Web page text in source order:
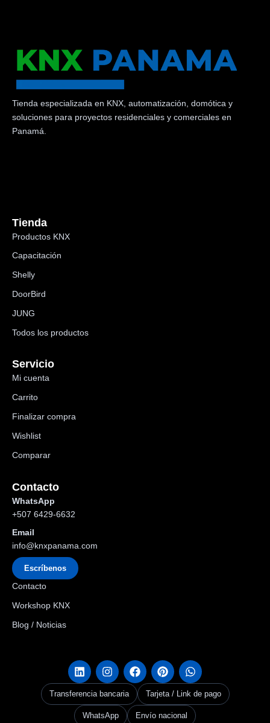
Tienda especializada en KNX, automatización, domótica y
soluciones para proyectos residenciales y comerciales en
Panamá.
Tienda
Productos KNX
Capacitación
Shelly
DoorBird
JUNG
Todos los productos
Servicio
Mi cuenta
Carrito
Finalizar compra
Wishlist
Comparar
Contacto
WhatsApp
+507 6429-6632
Email
info@knxpanama.com
Escríbenos
Contacto
Workshop KNX
Blog / Noticias
Transferencia bancaria Tarjeta / Link de pago
WhatsApp Envío nacional